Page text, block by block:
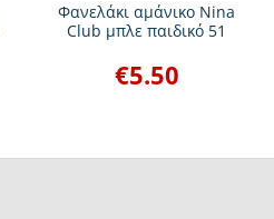
Φανελάκι αμάνικο Nina
Club μπλε παιδικό 51
€5.50